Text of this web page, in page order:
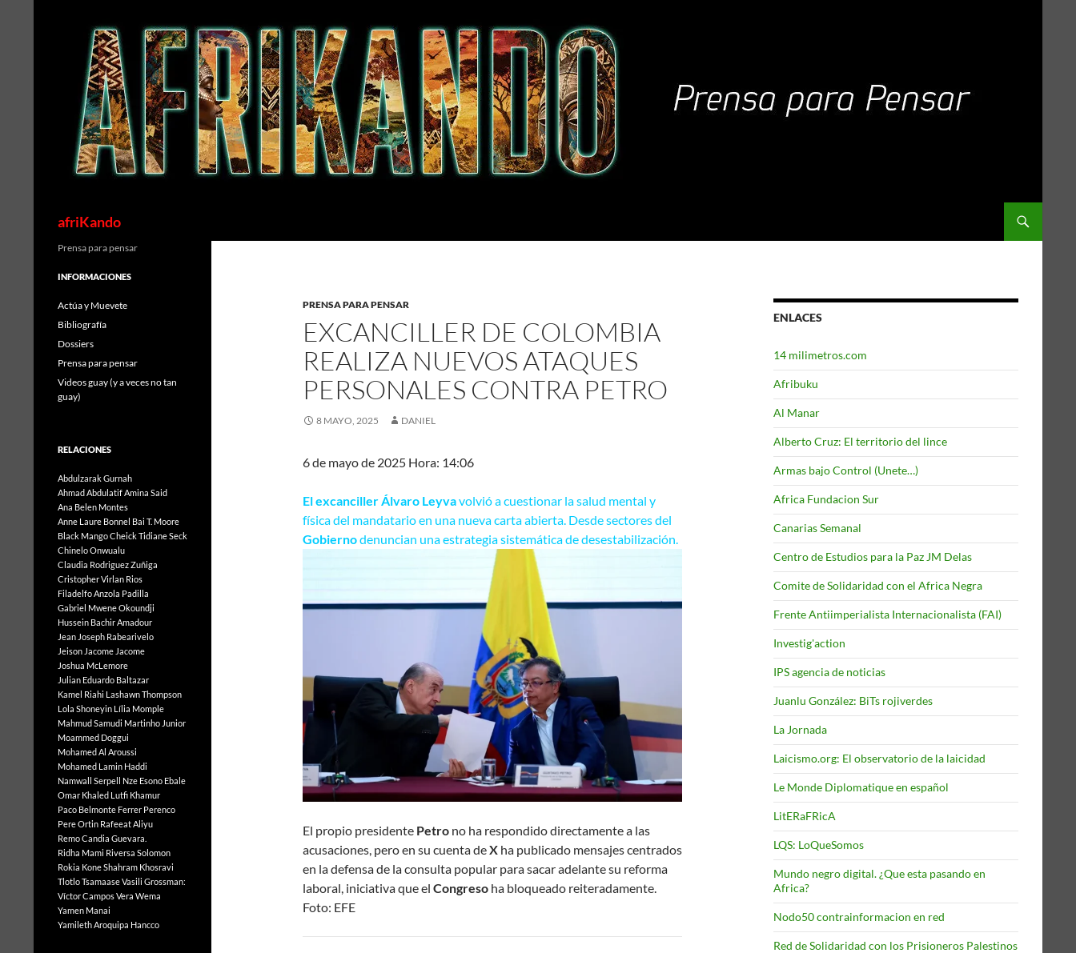
afriKando
PRENSA PARA PENSAR
EXCANCILLER DE COLOMBIA
REALIZA NUEVOS ATAQUES
PERSONALES CONTRA PETRO
8 MAYO, 2025 DANIEL
6 de mayo de 2025 Hora: 14:06
El excanciller Álvaro Leyvavolvió a cuestionar la salud mental y
física del mandatario en una nueva carta abierta. Desde sectores del
Gobiernodenuncian una estrategia sistemática de desestabilización.
El propio presidente Petro no ha respondido directamente a las
acusaciones, pero en su cuenta deX ha publicado mensajes centrados
en la defensa de la consulta popular para sacar adelante su reforma
laboral, iniciativa que el Congreso ha bloqueado reiteradamente.
Foto: EFE
ENLACES
14 milimetros.com
Afribuku
Al Manar
Alberto Cruz: El territorio del lince
Armas bajo Control (Unete…)
Africa Fundacion Sur
Canarias Semanal
Centro de Estudios para la Paz JM Delas
Comite de Solidaridad con el Africa Negra
Frente Antiimperialista Internacionalista (FAI)
Investig'action
IPS agencia de noticias
Juanlu González: BiTs rojiverdes
La Jornada
Laicismo.org: El observatorio de la laicidad
Le Monde Diplomatique en español
LitERaFRicA
LQS: LoQueSomos
Mundo negro digital. ¿Que esta pasando en
Africa?
Nodo50 contrainformacion en red
Red de Solidaridad con los Prisioneros Palestinos
Prensa para pensar
INFORMACIONES
Actúa y Muevete
Bibliografía
Dossiers
Prensa para pensar
Videos guay (y a veces no tan
guay)
RELACIONES
Abdulzarak Gurnah
Ahmad AbdulatifAmina Said
Ana Belen Montes
Anne Laure Bonnel Bai T. Moore
Black MangoCheick Tidiane Seck
Chinelo Onwualu
Claudia Rodriguez Zuñiga
Cristopher Virlan Rios
Filadelfo Anzola Padilla
Gabriel Mwene Okoundji
Hussein Bachir Amadour
Jean Joseph Rabearivelo
Jeison Jacome Jacome
Joshua McLemore
Julian Eduardo Baltazar
Kamel Riahi Lashawn Thompson
Lola Shoneyin Lília Momple
Mahmud Samudi Martinho Junior
Moammed Doggui
Mohamed Al Aroussi
Mohamed Lamin Haddi
Namwall Serpell Nze Esono Ebale
Omar Khaled Lutfi Khamur
Paco Belmonte Ferrer Perenco
Pere Ortin Rafeeat Aliyu
Remo Candia Guevara.
Ridha Mami Riversa Solomon
Rokia KoneShahram Khosravi
Tlotlo TsamaaseVasili Grossman:
Víctor Campos Vera Wema
Yamen Manai
Yamileth Aroquipa Hancco